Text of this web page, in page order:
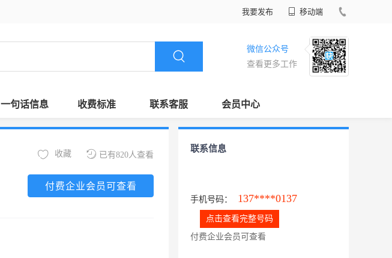
我要发布 移动端
微信公众号
查看更多工作
一句话信息 收费标准 联系客服 会员中心
已有820人查看
收藏
付费企业会员可查看
联系信息
手机号码： 137****0137
点击查看完整号码
付费企业会员可查看